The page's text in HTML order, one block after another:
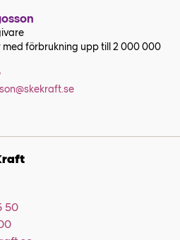
med förbrukning upp till 2 000 000
50